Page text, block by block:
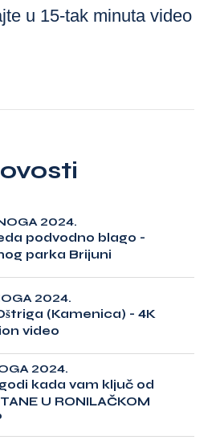
u 15-tak minuta video
2024.
podvodno blago -
parka Brijuni
2024.
(Kamenica) - 4K
video
2024.
kada vam ključ od
U RONILAČKOM